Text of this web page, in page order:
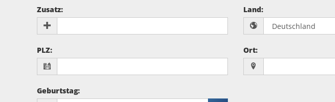
Zusatz: Land:
PLZ: Ort:
Geburtstag: